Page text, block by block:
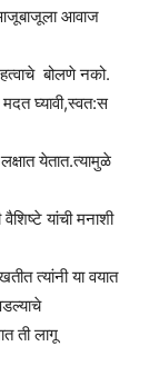
आवाज
बोलणे नको.
घ्यावी,स्वत:स
येतात.त्यामुळे
वैशिष्टे यांची मनाशी
त्यांनी या वयात
ती लागू